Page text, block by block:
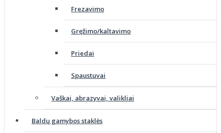
Frezavimo
Gręžimo/kaltavimo
Priedai
Spaustuvai
Vaškai, abrazyvai, valikliai
Baldų gamybos staklės